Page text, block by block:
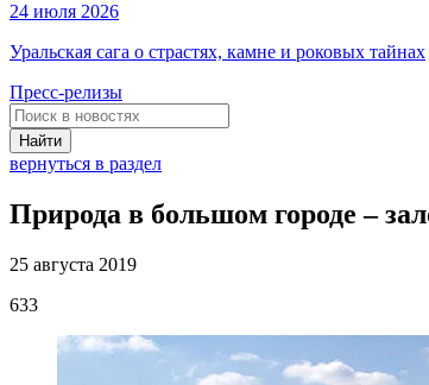
24 июля 2026
Уральская сага о страстях, камне и роковых тайнах
Пресс-релизы
Найти
вернуться в раздел
Природа в большом городе –
25 августа 2019
633